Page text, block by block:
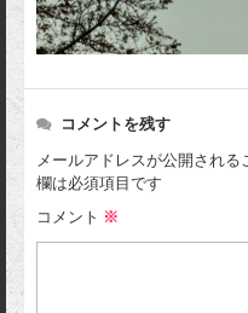
コメントを残す
メールアドレスが公開される
欄は必須項目です
コメント ※